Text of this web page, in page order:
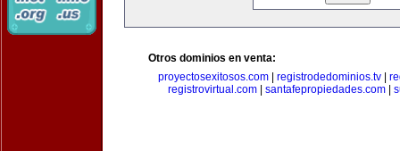
Otros dominios en venta:
proyectosexitosos.com
registrodedominios.tv
registrovirtual.com
santafepropiedades.com